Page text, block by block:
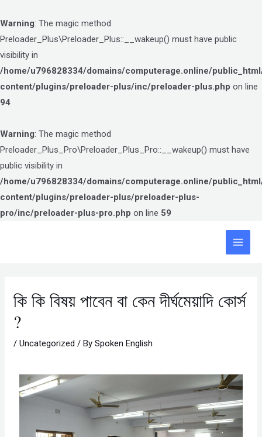
Warning: The magic method
Preloader_Plus\Preloader_Plus::__wakeup() must have public
visibility in
/home/u796828334/domains/computerage.online/
content/plugins/preloader-plus/inc/preloader-plus.php on line
94
Warning: The magic method
Preloader_Plus_Pro\Preloader_Plus_Pro::__wakeup() must have
public visibility in
/home/u796828334/domains/computerage.online/
content/plugins/preloader-plus/preloader-plus-
pro/inc/preloader-plus-pro.php on line 59
কি কি বিষয় পাবেন বা কেন দীর্ঘমেয়াদি কোর্স
?​
/Uncategorized / BySpoken English